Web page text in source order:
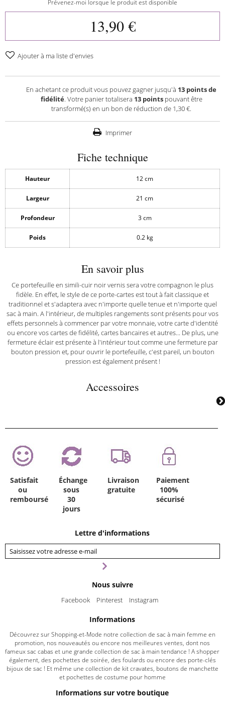
Prévenez-moi lorsque le produit est disponible
13,90 €
Ajouter à ma liste d'envies
En achetant ce produit vous pouvez gagner jusqu'à 13 points de
fidélité. Votre panier totalisera 13pointspouvant être
transformé(s) en un bon de réduction de 1,30 €.
Imprimer
Fiche technique
Hauteur 12 cm
Largeur 21 cm
Profondeur 3 cm
Poids 0.2 kg
En savoir plus
Ce portefeuille en simili-cuir noir vernis sera votre compagnon le plus
fidèle. En effet, le style de ce porte-cartes est tout à fait classique et
traditionnel et s'adaptera avec n'importe quelle tenue et n'importe quel
sac à main. A l'intérieur, de multiples rangements sont présents pour vos
effets personnels à commencer par votre monnaie, votre carte d'identité
ou encore vos cartes de fidélité, cartes bancaires et autres... De plus, une
fermeture éclair est présente à l'intérieur tout comme une fermeture par
bouton pression et, pour ouvrir le portefeuille, c'est pareil, un bouton
pression est également présent !
Accessoires
Satisfait
ou
remboursé
Échange
sous
30
jours
Livraison
gratuite
Paiement
100%
sécurisé
Lettre d'informations
Nous suivre
Facebook Pinterest Instagram
Informations
Découvrez sur Shopping-et-Mode notre collection de sac à main femme en
promotion, nos nouveautés ou encore nos meilleures ventes, dont nos
fameux sac cabas et une grande collection de sac à main tendance ! A shopper
également, des pochettes de soirée, des foulards ou encore des porte-clés
bijoux de sac ! Et même une collection de kit cravates, boutons de manchette
et pochettes de costume pour homme
Informations sur votre boutique